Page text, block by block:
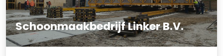
Schoonmaakbedrijf Linker B.V.